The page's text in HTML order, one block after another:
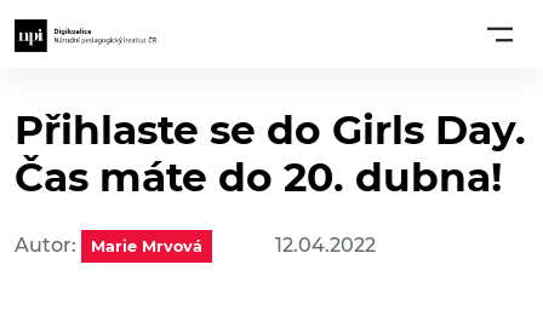
Přihlaste se do Girls Day.
Čas máte do 20. dubna!
Autor: Marie Mrvová 12.04.2022